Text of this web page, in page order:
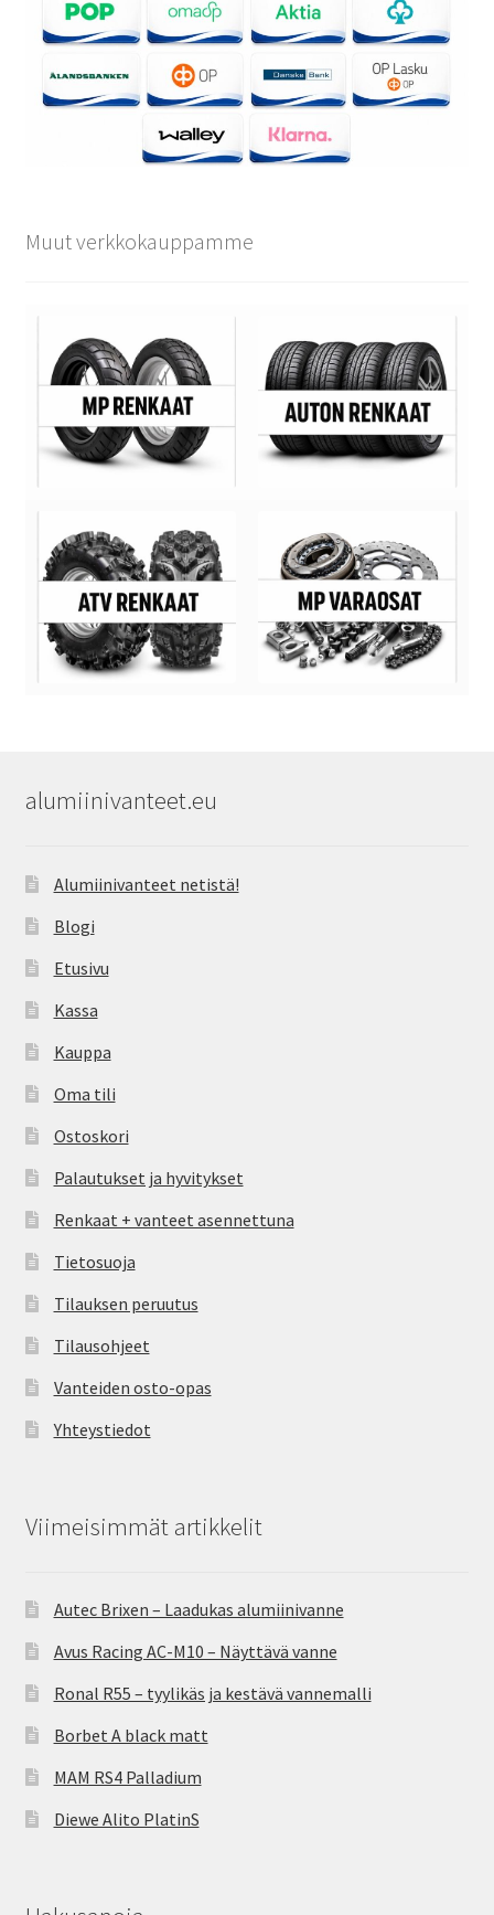
Muut verkkokauppamme
alumiinivanteet.eu
Alumiinivanteet netistä!
Blogi
Etusivu
Kassa
Kauppa
Oma tili
Ostoskori
Palautukset ja hyvitykset
Renkaat + vanteet asennettuna
Tietosuoja
Tilauksen peruutus
Tilausohjeet
Vanteiden osto-opas
Yhteystiedot
Viimeisimmät artikkelit
Autec Brixen – Laadukas alumiinivanne
Avus Racing AC-M10 – Näyttävä vanne
Ronal R55 – tyylikäs ja kestävä vannemalli
Borbet A black matt
MAM RS4 Palladium
Diewe Alito PlatinS